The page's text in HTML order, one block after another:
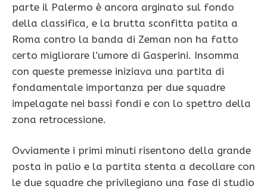
parte il Palermo è ancora arginato sul fondo
della classifica, e la brutta sconfitta patita a
Roma contro la banda di Zeman non ha fatto
certo migliorare l’umore di Gasperini. Insomma
con queste premesse iniziava una partita di
fondamentale importanza per due squadre
impelagate nei bassi fondi e con lo spettro della
zona retrocessione.
Ovviamente i primi minuti risentono della grande
posta in palio e la partita stenta a decollare con
le due squadre che privilegiano una fase di studio